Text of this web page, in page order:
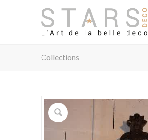
Collections